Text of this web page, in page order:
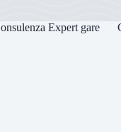
Expert gare